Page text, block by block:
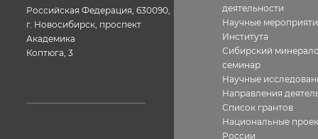
Российская Федерация, 630090,
г. Новосибирск, проспект
Академика
Коптюга, 3
деятельности
Научные
Института
Сибирский
семинар
Научные
Направления
Список грантов
Национальные
России